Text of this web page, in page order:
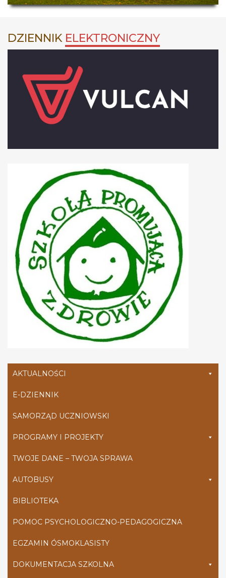
DZIENNIK ELEKTRONICZNY
AKTUALNOŚCI
E-DZIENNIK
SAMORZĄD UCZNIOWSKI
PROGRAMY I PROJEKTY
TWOJE DANE – TWOJA SPRAWA
AUTOBUSY
BIBLIOTEKA
POMOC PSYCHOLOGICZNO-PEDAGOGICZNA
EGZAMIN ÓSMOKLASISTY
DOKUMENTACJA SZKOLNA